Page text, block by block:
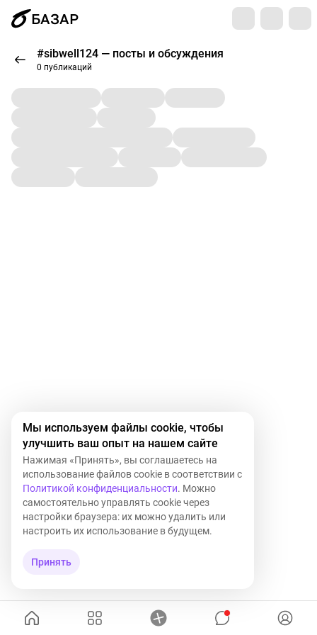
БАЗАР
#sibwell124 — посты и обсуждения
0 публикаций
Мы используем файлы cookie, чтобы
улучшить ваш опыт на нашем сайте
Нажимая «Принять», вы соглашаетесь на
использование файлов cookie в соответствии с
Политикой конфиденциальности. Можно
самостоятельно управлять cookie через
настройки браузера: их можно удалить или
настроить их использование в будущем.
Принять